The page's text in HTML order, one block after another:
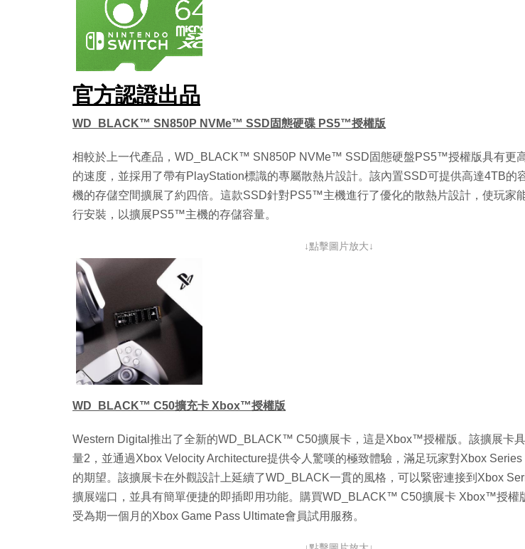
官方認證出品
WD_BLACK™ SN850P NVMe™ SSD固態硬碟 PS5™授權版
相較於上一代產品，WD_BLACK™ SN850P NVMe™ SSD固態硬盤PS5™授權版具有更
的速度，並採用了帶有PlayStation標識的專屬散熱片設計。該內置SSD可提供高達4TB的
機的存儲空間擴展了約四倍。這款SSD針對PS5™主機進行了優化的散熱片設計，使玩家
行安裝，以擴展PS5™主機的存儲容量。
↓點擊圖片放大↓
WD_BLACK™ C50擴充卡 Xbox™授權版
Western Digital推出了全新的WD_BLACK™ C50擴展卡，這是Xbox™授權版。該擴展卡
量2，並通過Xbox Velocity Architecture提供令人驚嘆的極致體驗，滿足玩家對Xbox
的期望。該擴展卡在外觀設計上延續了WD_BLACK一貫的風格，可以緊密連接到Xbox
擴展端口，並具有簡單便捷的即插即用功能。購買WD_BLACK™ C50擴展卡 Xbox™授權
受為期一個月的Xbox Game Pass Ultimate會員試用服務。